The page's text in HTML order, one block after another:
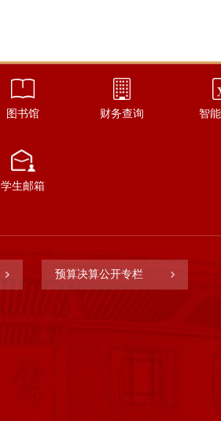
图书馆 财务查询 智
学生邮箱
预算决算公开专栏